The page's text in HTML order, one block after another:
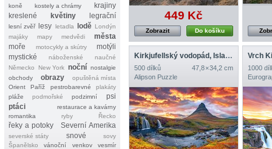
koně
kostely a chrámy
krajiny
kreslené
květiny legrační
lesní zvěř lesy letadla lodě Londýn
majáky
mapy medvědi
města
moře
motocykly a skútry
motýli
mystické
náboženské
naučné
Německo
New York noční nostalgie
obchody
obrazy
opuštěná místa
Orient
Paříž pestrobarevné
plakáty
pláže
podmořské podzimní
psi
ptáci
restaurace a kavárny
romantika
ryby Řecko
řeky a potoky Severní Amerika
severské státy snové
sovy
Španělsko
vánoční venkov
vesmír
449 Kč
Do košíku
Zobrazit
Kirkjufellský vodopád, Island
500 dílků
47,8 × 34,2 cm
Alipson Puzzle
Vrch
1000